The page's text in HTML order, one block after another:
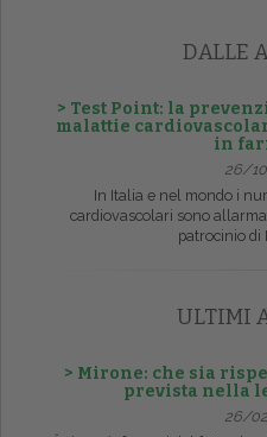
DALLE
> Test Point: la
malattie
in
26/
In Italia e nel mondo i
cardiovascolari sono
patrocinio di
ULTIMI
> Mirone: che sia
prevista nella
26/